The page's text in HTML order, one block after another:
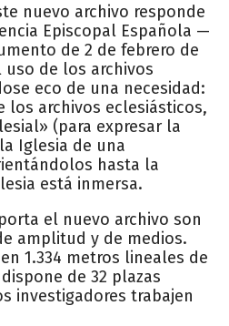
nuevo archivo responde
Episcopal Española —
de 2 de febrero de
de los archivos
eco de una necesidad:
los archivos eclesiásticos,
(para expresar la
Iglesia de una
hasta la
está inmersa.
el nuevo archivo son
amplitud y de medios.
1.334 metros lineales de
de 32 plazas
investigadores trabajen